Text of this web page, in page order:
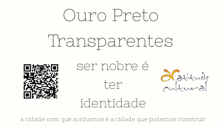
Ouro Preto
Transparentes
ser nobre é
ter
identidade
VÍDEO INSTITUCIONAL